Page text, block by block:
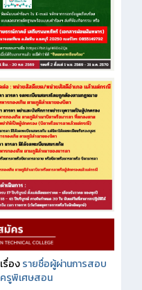
รื่องรายชื่อผู้ผ่านการสอบ
ครูพิเศษสอน